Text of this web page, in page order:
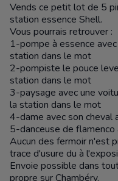
Description
Vends ce petit lot de 5
station essence Shell.
Vous pourrais retrouver :
1-pompe à essence
station dans le mot
2-pompiste le pouce
station dans le mot
3-paysage avec une
la station dans le mot
4-dame avec son cheval
5-danceuse de
Aucun des fermoir n'est
trace d'usure du à
Envoie possible dans
propre sur Chambéry.